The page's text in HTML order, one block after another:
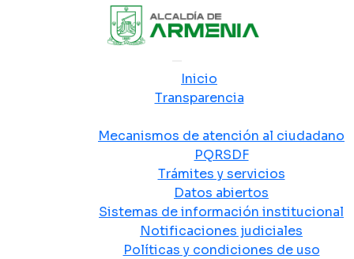
Inicio
Transparencia
Mecanismos de atención al ciudadano
PQRSDF
Trámites y servicios
Datos abiertos
Sistemas de información institucional
Notificaciones judiciales
Políticas y condiciones de uso